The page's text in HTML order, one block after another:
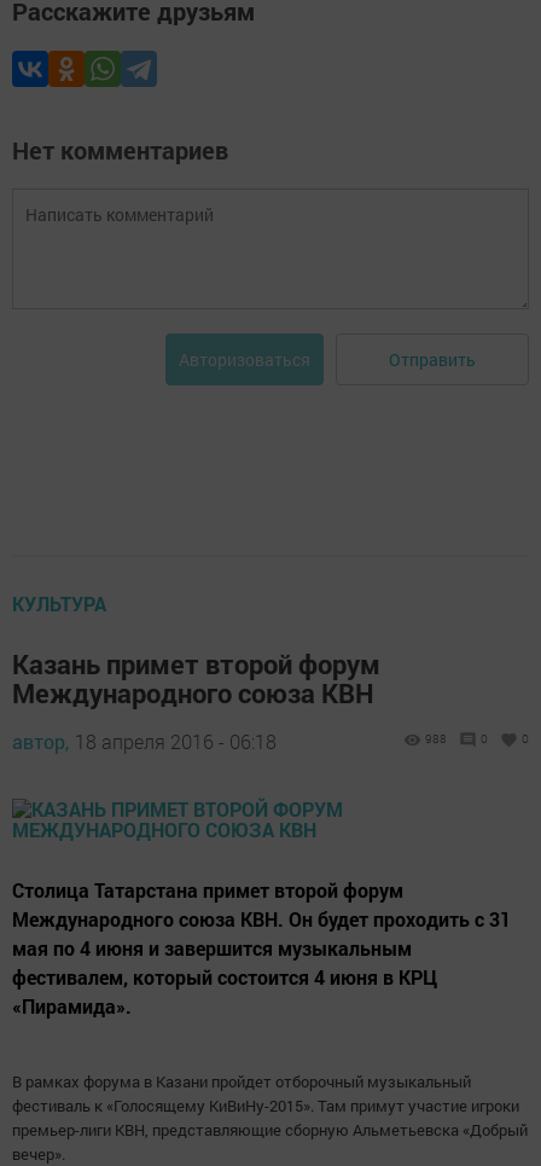
Расскажите друзьям
Нет комментариев
Авторизоваться Отправить
КУЛЬТУРА
Казань примет второй форум
Международного союза КВН
автор, 18 апреля 2016 - 06:18 988 0 0
Столица Татарстана примет второй форум
Международного союза КВН. Он будет проходить с 31
мая по 4 июня и завершится музыкальным
фестивалем, который состоится 4 июня в КРЦ
«Пирамида».
В рамках форума в Казани пройдет отборочный музыкальный
фестиваль к «Голосящему КиВиНу-2015». Там примут участие игроки
премьер-лиги КВН, представляющие сборную Альметьевска «Добрый
вечер».